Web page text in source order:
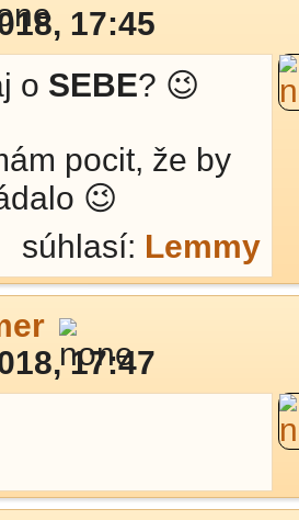
17:45
o SEBE? 😉
pocit, že by
😉
súhlasí: Lemmy
17:47